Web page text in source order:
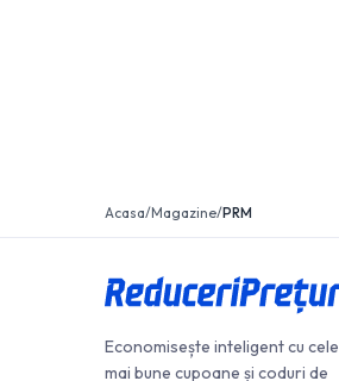
Acasa/Magazine/PRM
Economisește inteligent cu cele
mai bune cupoane și coduri de